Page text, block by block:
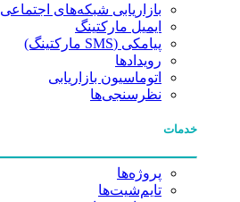
بازاریابی شبکه‌های اجتماعی
ایمیل مارکتینگ
پیامکی (SMS مارکتینگ)
رویدادها
اتوماسیون بازاریابی
نظرسنجی‌ها
خدمات
پروژه‌ها
تایم‌شیت‌ها